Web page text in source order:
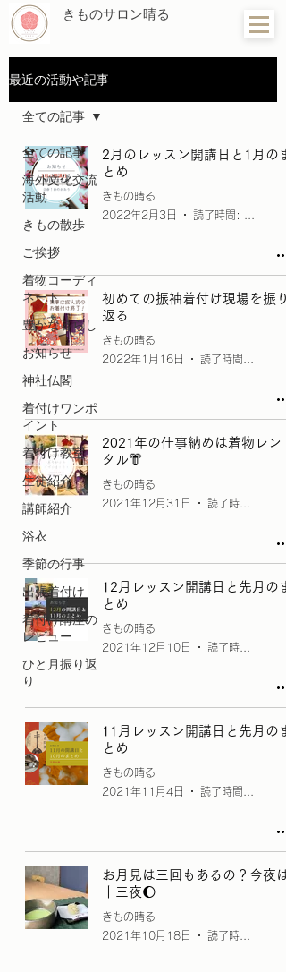
きものサロン晴る
最近の活動や記事
全ての記事
海外文化交流
活動
きもの散歩
ご挨拶
着物コーディ
ネート
豊かな暮らし
お知らせ
神社仏閣
着付けワンポ
イント
着付け教室
生徒紹介
講師紹介
浴衣
季節の行事
出張着付け
着付け講座の
レビュー
ひと月振り返
り
全ての記事
2月のレッスン開講日と1月のま
とめ
きもの晴る
2022年2月3日
初めての振袖着付け現場を振り
返る
きもの晴る
2022年1月16日
2021年の仕事納めは着物レン
タル👘
きもの晴る
2021年12月31日
12月レッスン開講日と先月のま
とめ
きもの晴る
2021年12月10日
11月レッスン開講日と先月のま
とめ
きもの晴る
2021年11月4日
お月見は三回もあるの？今夜は
十三夜🌔
きもの晴る
2021年10月18日